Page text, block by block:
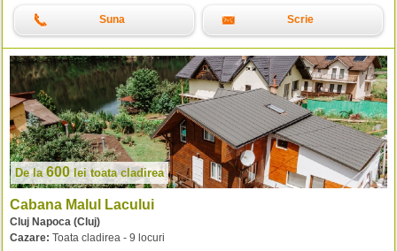
Suna Scrie
De la600leitoata cladirea
Cabana Malul Lacului
Cluj Napoca (Cluj)
Cazare: Toata cladirea - 9 locuri